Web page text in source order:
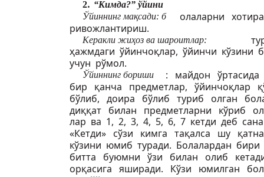
2. “Кимда?” ўйини
Ўйиннинг мақсади: б
олаларни
ривожлантириш.
Керакли жиҳоз ва шароитлар:
ҳажмдаги ўйинчоқлар, ўйинчи кўзини
учун рўмол.
Ўйиннинг бориши
: майдон
бир қанча предметлар, ўйинчоқлар
бўлиб, доира бўлиб туриб олган
диққат билан предметларни кўриб
лар ва 1, 2, 3, 4, 5, 6, 7 кетди деб
«Кетди» сўзи кимга тақалса шу
кўзини юмиб туради. Болалардан
битта буюмни ўзи билан олиб
орқасига яширади. Кўзи юмилган